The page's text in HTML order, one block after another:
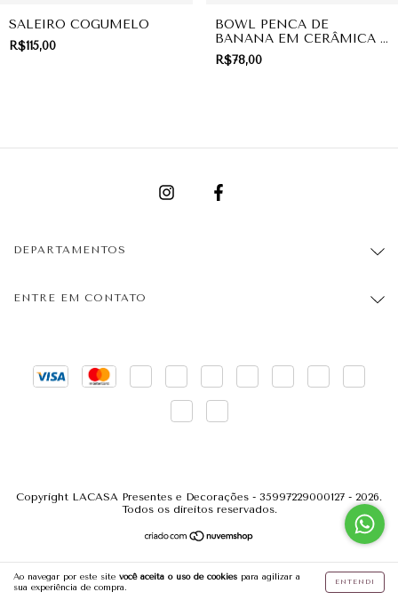
Ao navegar por este site você aceita o uso de cookies para agilizar a
sua experiência de compra.
ENTENDI
SALEIRO COGUMELO
R$115,00
BOWL PENCA DE
BANANA EM CERÂMICA |
COLEÇÃO FRUITS
R$78,00
DEPARTAMENTOS
ENTRE EM CONTATO
Copyright LACASA Presentes e Decorações - 35997229000127 - 2026.
Todos os direitos reservados.